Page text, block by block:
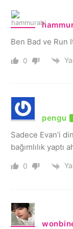
Ben Bad ve Run
0
pengu
Sadece Evan’i
bağımlılık yaptı
0